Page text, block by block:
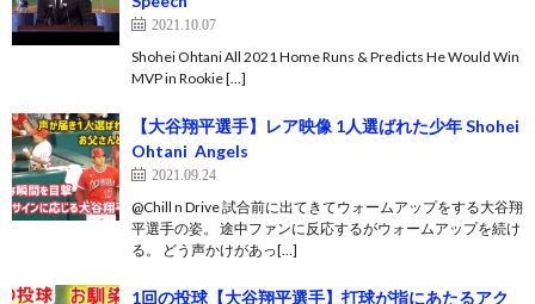
2021.10.07
Shohei Ohtani All 2021 Home Runs & Predicts He Would Win
MVP in Rookie […]
【大谷翔平選手】レア映像 1人選ばれた少年 Shohei
Ohtani Angels
2021.09.24
@Chill n Drive 試合前に出てきてウォームアップをする大谷翔
平選手の姿。 途中ファンに反応するがウォームアップを続け
る。 どう声かけがあっ[…]
1回の投球【大谷翔平選手】打球が指にあたるアク